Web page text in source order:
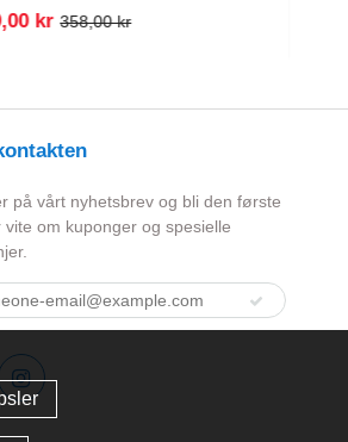
kr 358,00 kr
på vårt nyhetsbrev og bli den første
vite om kuponger og spesielle